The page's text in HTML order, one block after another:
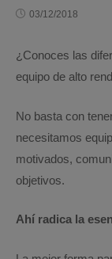
03/12/2018
¿Conoces las
equipo de alto
No basta con
necesitamos
motivados,
objetivos.
Ahí radica la